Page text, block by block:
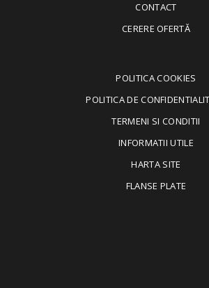
CONTACT
CERERE OFERTĂ
POLITICA COOKIES
POLITICA DE
TERMENI SI CONDITII
INFORMATII UTILE
HARTA SITE
FLANSE PLATE